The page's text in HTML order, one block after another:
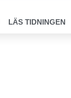
LÄS TIDNINGEN